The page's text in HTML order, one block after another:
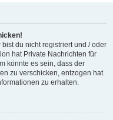
du nicht registriert und / oder
hat Private Nachrichten für
könnte es sein, dass der
zu verschicken, entzogen hat.
zu erhalten.